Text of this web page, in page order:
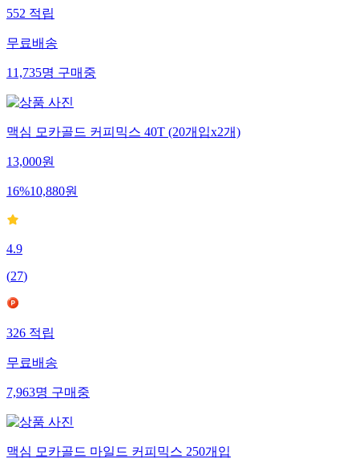
552적립
무료배송
11,735명구매중
맥심 모카골드 커피믹스 40T (20개입x2개)
13,000원
16%10,880원
4.9
(27)
326적립
무료배송
7,963명구매중
맥심 모카골드 마일드 커피믹스 250개입